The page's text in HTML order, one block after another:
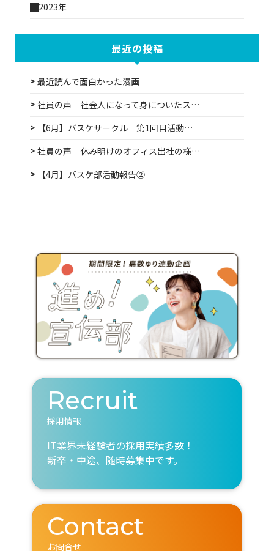
2023年
最近の投稿
最近読んで面白かった漫画
社員の声 社会人になって身についたス…
【6月】バスケサークル 第1回目活動…
社員の声 休み明けのオフィス出社の様…
【4月】バスケ部活動報告②
Recruit
採用情報
IT業界未経験者の採用実績多数！
新卒・中途、随時募集中です。
Contact
お問合せ